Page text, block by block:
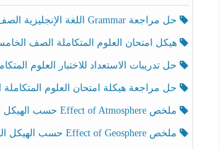
حل مراجعة Grammar اللغة الإنجليزية الصف الخامس الفصل الثالث
هيكل امتحان العلوم المتكاملة الصف الخامس عام الفصل
حل تدريبات الاستعداد للاختبار العلوم المتكاملة الصف
حل مراجعة هيكلة امتحان العلوم المتكاملة الصف الخامس
ملخص Effect of Atmosphere حسب الهيكل الوزاري العلوم المتكاملة الصف الخامس انسبير الفصل الثالث
ملخص Effect of Geosphere حسب الهيكل الوزاري العلوم المتكاملة الصف الخامس انسبير الفصل الثالث